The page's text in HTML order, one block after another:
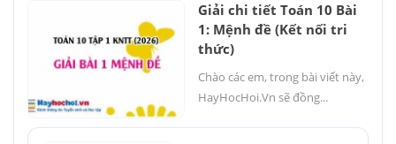
Giải chi tiết Toán 10 Bài
1: Mệnh đề (Kết nối tri
thức)
Chào các em, trong bài viết này,
HayHocHoi.Vn sẽ đồng...